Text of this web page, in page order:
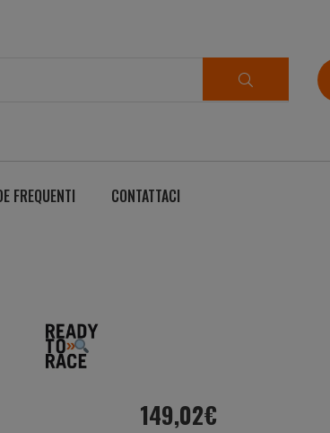
FREQUENTI CONTATTACI
149,02€